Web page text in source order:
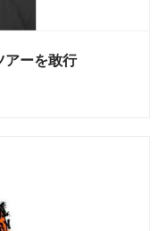
アーを敢行